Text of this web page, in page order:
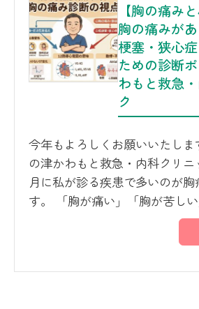
【胸の痛み
胸の痛みが
梗塞・狭心
ための診断
わもと救急
ク
今年もよろしくお願いいたし
の津かわもと救急・内科クリ
月に私が診る疾患で多いのが
す。 「胸が痛い」「胸が苦し